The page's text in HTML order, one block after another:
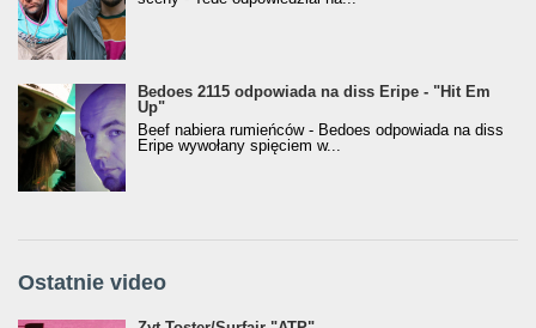
Bedoes 2115 odpowiada na diss Eripe - "Hit Em
Up"
Beef nabiera rumieńców - Bedoes odpowiada na diss
Eripe wywołany spięciem w...
Ostatnie video